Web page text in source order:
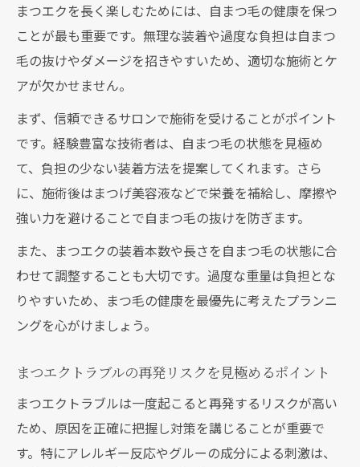
まつエクを長く楽しむためには、自まつ毛の健康を保つ
ことが最も重要です。無理な装着や過度な負担は自まつ
毛の抜けやダメージを招きやすいため、適切な施術とケ
アが欠かせません。
まず、信頼できるサロンで施術を受けることがポイント
です。経験豊富な技術者は、自まつ毛の状態を見極め
て、負担の少ない装着方法を提案してくれます。さら
に、施術後はまつげ美容液などで栄養を補給し、摩擦や
強い力を避けることで自まつ毛の抜けを防ぎます。
また、まつエクの装着本数や長さを自まつ毛の状態に合
わせて調整することも大切です。過度な重量は負担とな
りやすいため、まつ毛の健康を最優先に考えたプランニ
ングを心がけましょう。
まつエクトラブルの再発リスクを見極めるポイント
まつエクトラブルは一度起こると再発するリスクが高い
ため、原因を正確に把握し対策を講じることが重要で
す。特にアレルギー反応やグルーの成分による刺激は、